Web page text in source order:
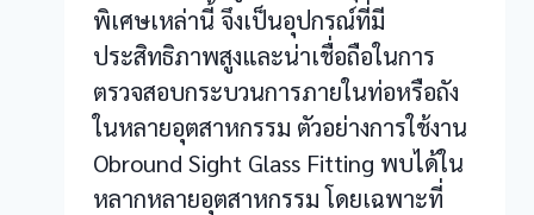
พิเศษเหล่านี้ จึงเป็นอุปกรณ์ที่มี
ประสิทธิภาพสูงและน่าเชื่อถือในการ
ตรวจสอบกระบวนการภายในท่อหรือถัง
ในหลายอุตสาหกรรม ตัวอย่างการใช้งาน
Obround Sight Glass Fitting พบได้ใน
หลากหลายอุตสาหกรรม โดยเฉพาะที่